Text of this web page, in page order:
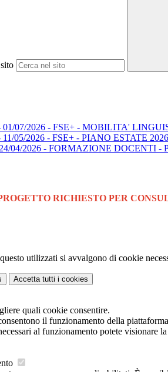
01/07/2026 - FSE+ - MOBILITA'
05/2026 - FSE+ - PIANO ESTATE
04/2026 - FORMAZIONE DOCENTI -
RICHIESTO PER
utilizzati si avvalgono di cookie
Accetta tutti i cookies
quali cookie consentire.
il funzionamento della
al funzionamento potete visionare la